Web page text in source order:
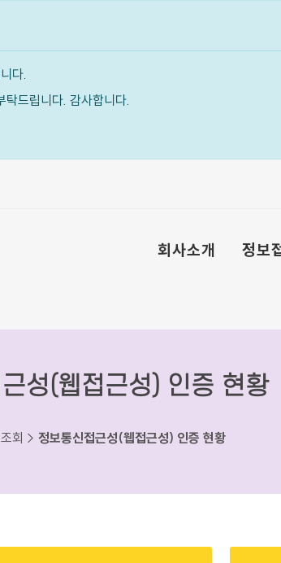
다.
드립니다. 감사합니다.
회사소개 정보
성(웹접근성) 인증 현황
회 > 정보통신접근성(웹접근성) 인증 현황